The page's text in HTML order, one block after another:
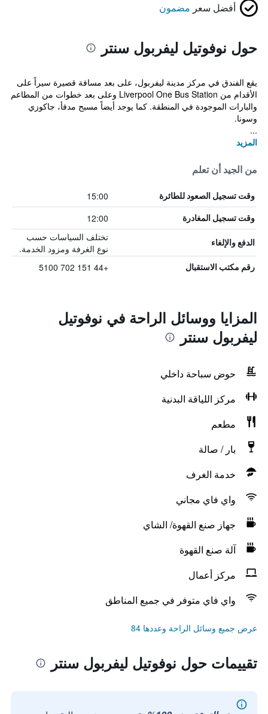
أفضل سعر مضمون
حول نوفوتيل ليفربول سنتر
يقع الفندق في مركز مدينة ليفربول، على بعد مسافة قصيرة سيراً على
الأقدام من Liverpool One Bus Station وعلى بعد خطوات من المطاعم
والبارات الموجودة في المنطقة. كما يوجد أيضاً مسبح مدفأ، جاكوزي
وسونا.
...
المزيد
من الجيد أن تعلم
وقت تسجيل الصعود للطائرة 15:00
وقت تسجيل المغادرة 12:00
الدفع والإلغاء
تختلف السياسات حسب
نوع الغرفة ومزود الخدمة.
رقم مكتب الاستقبال +44 151 702 5100
المزايا ووسائل الراحة في نوفوتيل
ليفربول سنتر
حوض سباحة داخلي
مركز اللياقة البدنية
مطعم
بار / صالة
خدمة الغرف
واي فاي مجاني
جهاز صنع القهوة/ الشاي
آلة صنع القهوة
مركز أعمال
واي فاي متوفر في جميع المناطق
عرض جميع وسائل الراحة وعددها 84
تقييمات حول نوفوتيل ليفربول سنتر